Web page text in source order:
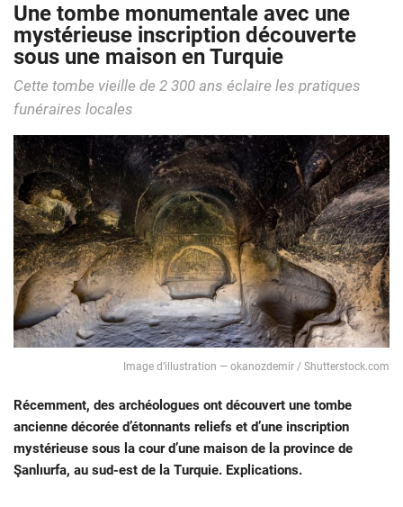
Une tombe monumentale avec une
mystérieuse inscription découverte
sous une maison en Turquie
Cette tombe vieille de 2 300 ans éclaire les pratiques
funéraires locales
Image d’illustration — okanozdemir / Shutterstock.com
Récemment, des archéologues ont découvert une tombe
ancienne décorée d’étonnants reliefs et d’une inscription
mystérieuse sous la cour d’une maison de la province de
Şanlıurfa, au sud-est de la Turquie. Explications.